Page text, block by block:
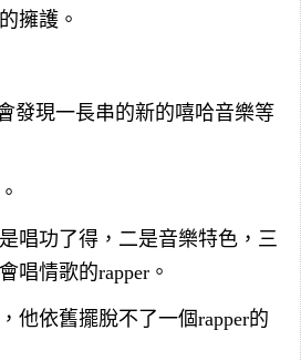
擁護。
發現一長串的新的嘻哈音樂等
唱功了得，二是音樂特色，三
唱情歌的rapper。
他依舊擺脫不了一個rapper的